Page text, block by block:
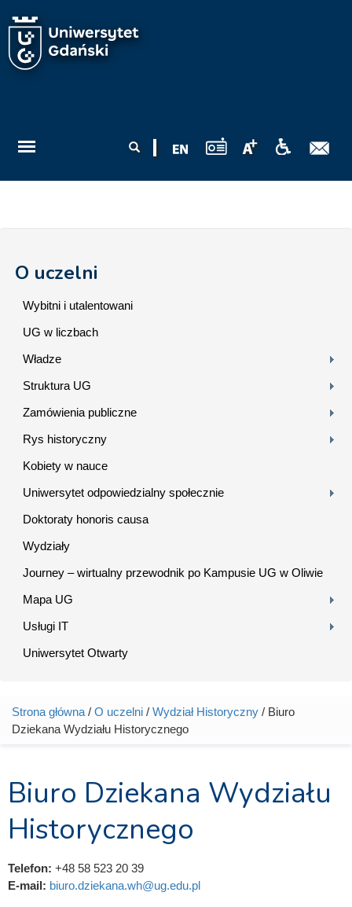
wyszukiwania
O uczelni
Wybitni i utalentowani
UG w liczbach
Władze
Struktura UG
Zamówienia publiczne
Rys historyczny
Kobiety w nauce
Uniwersytet odpowiedzialny społecznie
Doktoraty honoris causa
Wydziały
Journey – wirtualny przewodnik po Kampusie UG w Oliwie
Mapa UG
Usługi IT
Uniwersytet Otwarty
Jesteś tutaj
Strona główna / O uczelni / Wydział Historyczny / Biuro
Dziekana Wydziału Historycznego
Biuro Dziekana Wydziału
Historycznego
Telefon: +48 58 523 20 39
E-mail: biuro.dziekana.wh@ug.edu.pl